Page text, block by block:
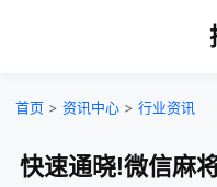
首页 > 资讯中心 > 行业资讯
快速通晓!微信麻